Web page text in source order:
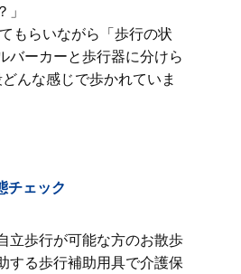
もらいながら「歩行の状
バーカーと歩行器に分けら
んな感じで歩かれていま
ェック
立歩行が可能な方のお散歩
する歩行補助用具で介護保